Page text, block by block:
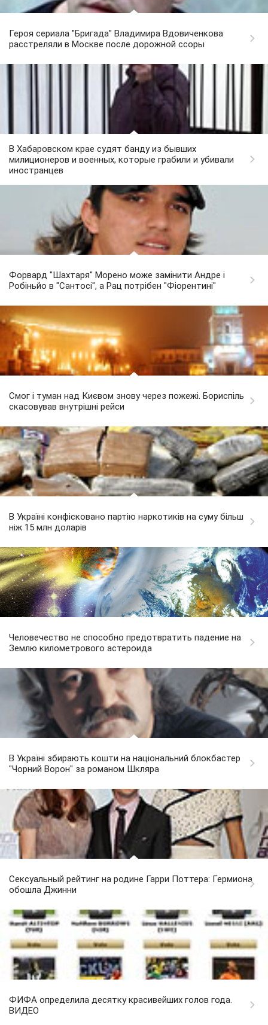
Героя сериала "Бригада" Владимира Вдовиченкова
расстреляли в Москве после дорожной ссоры
В Хабаровском крае судят банду из бывших
милиционеров и военных, которые грабили и убивали
иностранцев
Форвард "Шахтаря" Морено може замінити Андре і
Робіньйо в "Сантосі", а Рац потрібен "Фіорентині"
Смог і туман над Києвом знову через пожежі. Бориспіль
скасовував внутрішні рейси
В Україні конфісковано партію наркотиків на суму більш
ніж 15 млн доларів
Человечество не способно предотвратить падение на
Землю километрового астероида
В Україні збирають кошти на національний блокбастер
"Чорний Ворон" за романом Шкляра
Сексуальный рейтинг на родине Гарри Поттера: Гермиона
обошла Джинни
ФИФА определила десятку красивейших голов года.
ВИДЕО